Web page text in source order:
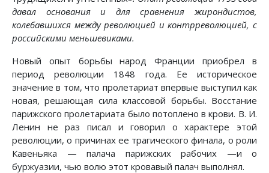
давал основания и для сравнения жирондистов,
колебавшихся между революцией и контрреволюцией, с
российскими меньшевиками.
Новый опыт борьбы народ Франции приобрел в
период революции 1848 года. Ее историческое
значение в том, что пролетариат впервые выступил как
новая, решающая сила классовой борьбы. Восстание
парижского пролетариата было потоплено в крови. В. И.
Ленин не раз писал и говорил о характере этой
революции, о причинах ее трагического финала, о роли
Кавеньяка — палача парижских рабочих —и о
буржуазии, чью волю этот кровавый палач выполнял.